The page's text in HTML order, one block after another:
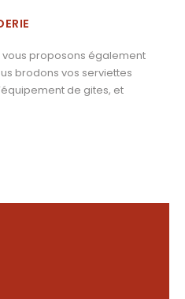
proposons également
brodons vos serviettes
de gites, et